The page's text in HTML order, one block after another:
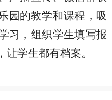
园的教学和课程，吸
习，组织学生填写报
学生都有档案。